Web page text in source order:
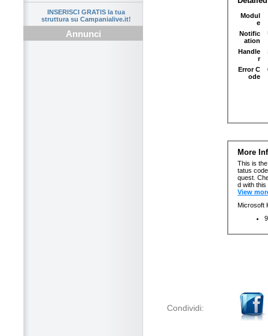
INSERISCI GRATIS la tua
struttura su Campanialive.it!
Annunci
Condividi: